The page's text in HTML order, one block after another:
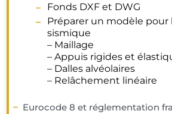
Fonds DXF et DWG
Préparer un modèle pour
sismique
– Maillage
– Appuis rigides et
– Dalles alvéolaires
– Relâchement linéaire
Eurocode 8 et réglementation